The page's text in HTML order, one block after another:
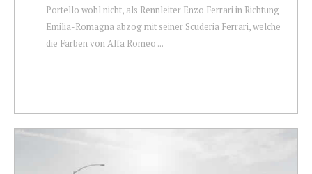
Portello wohl nicht, als Rennleiter Enzo Ferrari in Richtung
Emilia-Romagna abzog mit seiner Scuderia Ferrari, welche
die Farben von Alfa Romeo ...